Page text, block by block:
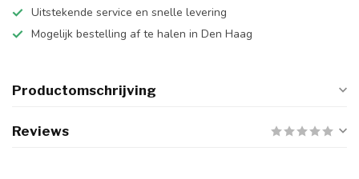
Uitstekende service en snelle levering
Mogelijk bestelling af te halen in Den Haag
Productomschrijving
Reviews